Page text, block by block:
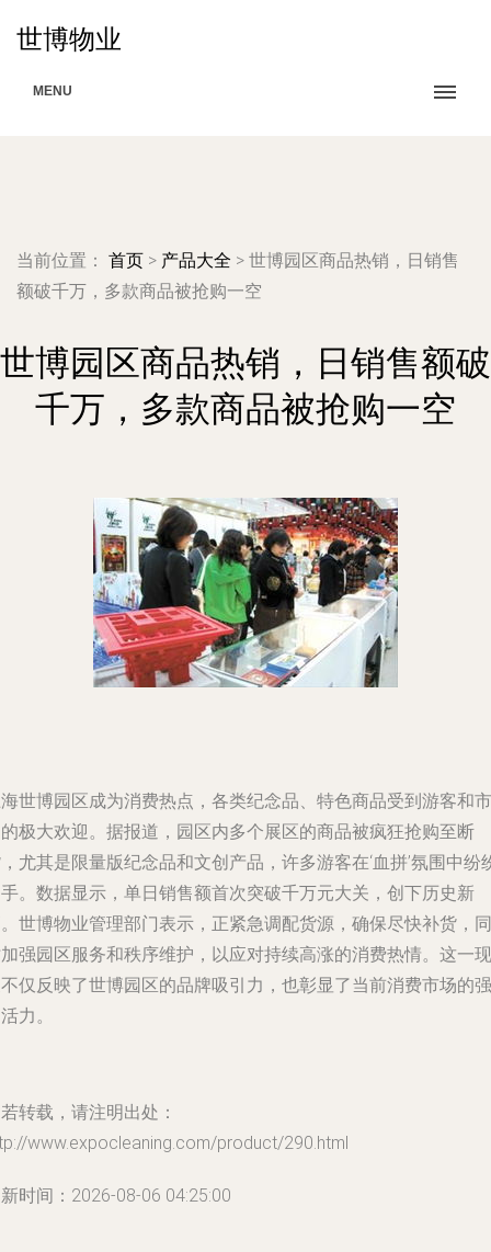
世博物业
MENU
当前位置： 首页 > 产品大全 > 世博园区商品热销，日销售
额破千万，多款商品被抢购一空
世博园区商品热销，日销售额破
千万，多款商品被抢购一空
世博园区成为消费热点，各类纪念品、特色商品受到游客和市
极大欢迎。据报道，园区内多个展区的商品被疯狂抢购至断
尤其是限量版纪念品和文创产品，许多游客在‘血拼’氛围中纷
。数据显示，单日销售额首次突破千万元大关，创下历史新
世博物业管理部门表示，正紧急调配货源，确保尽快补货，同
强园区服务和秩序维护，以应对持续高涨的消费热情。这一现
仅反映了世博园区的品牌吸引力，也彰显了当前消费市场的强
力。
转载，请注明出处：
www.expocleaning.com/product/290.html
时间：2026-08-06 04:25:00